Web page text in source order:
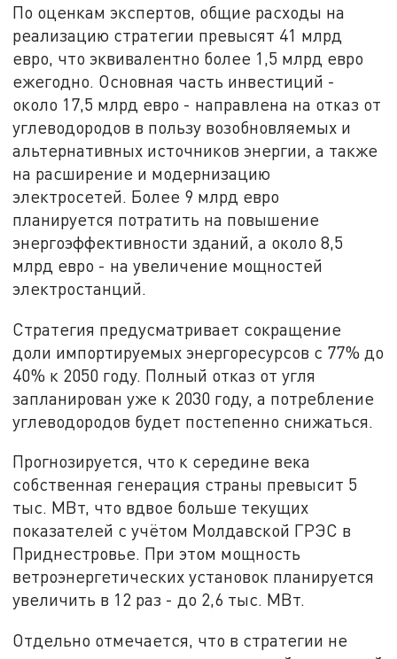
По оценкам экспертов, общие расходы на
реализацию стратегии превысят 41 млрд
евро, что эквивалентно более 1,5 млрд евро
ежегодно. Основная часть инвестиций -
около 17,5 млрд евро - направлена на отказ от
углеводородов в пользу возобновляемых и
альтернативных источников энергии, а также
на расширение и модернизацию
электросетей. Более 9 млрд евро
планируется потратить на повышение
энергоэффективности зданий, а около 8,5
млрд евро - на увеличение мощностей
электростанций.
Стратегия предусматривает сокращение
доли импортируемых энергоресурсов с 77% до
40% к 2050 году. Полный отказ от угля
запланирован уже к 2030 году, а потребление
углеводородов будет постепенно снижаться.
Прогнозируется, что к середине века
собственная генерация страны превысит 5
тыс. МВт, что вдвое больше текущих
показателей с учётом Молдавской ГРЭС в
Приднестровье. При этом мощность
ветроэнергетических установок планируется
увеличить в 12 раз - до 2,6 тыс. МВт.
Отдельно отмечается, что в стратегии не